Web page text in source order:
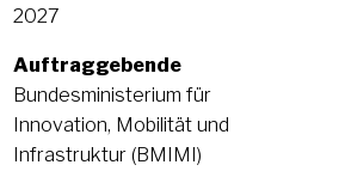
2027
Auftraggebende
Bundesministerium für
Innovation, Mobilität und
Infrastruktur (BMIMI)